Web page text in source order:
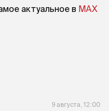
актуальное в MAX
9 августа, 12:00